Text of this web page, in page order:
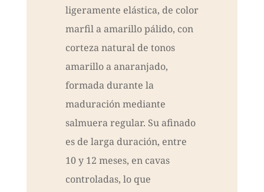
ligeramente elástica, de color
marfil a amarillo pálido, con
corteza natural de tonos
amarillo a anaranjado,
formada durante la
maduración mediante
salmuera regular. Su afinado
es de larga duración, entre
10 y 12 meses, en cavas
controladas, lo que